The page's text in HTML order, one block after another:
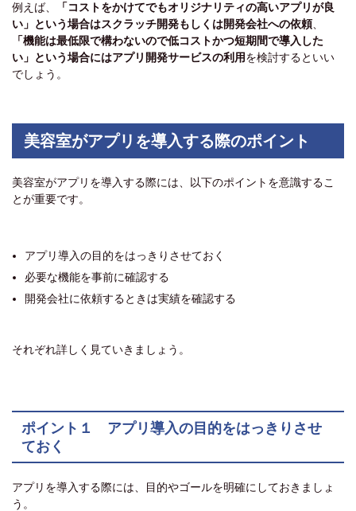
例えば、
「コストをかけてでもオリジナリティの高いアプリが良
い」という場合はスクラッチ開発もしくは開発会社への依頼
「機能は最低限で構わないので低コストかつ短期間で導入した
い」という場合にはアプリ開発サービスの利用を検討するといい
でしょう。
美容室がアプリを導入する際のポイント
美容室がアプリを導入する際には、以下のポイントを意識するこ
とが重要です。
アプリ導入の目的をはっきりさせておく
必要な機能を事前に確認する
開発会社に依頼するときは実績を確認する
それぞれ詳しく見ていきましょう。
ポイント１ アプリ導入の目的をはっきりさせ
ておく
アプリを導入する際には、目的やゴールを明確にしておきましょ
う。